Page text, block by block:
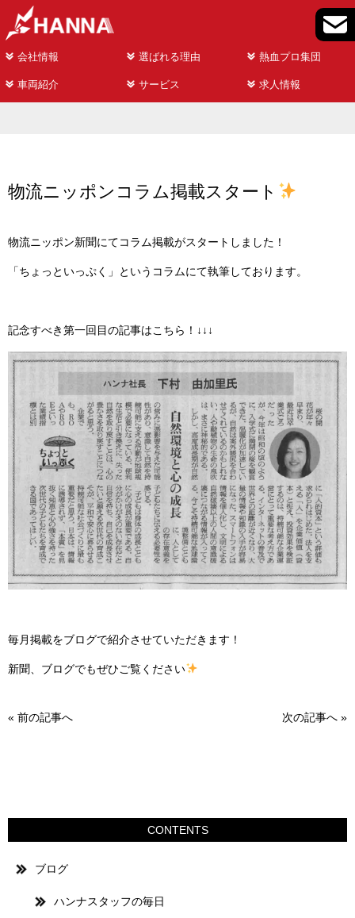
会社情報 選ばれる理由 熱血プロ集団
車両紹介 サービス 求人情報
物流ニッポンコラム掲載スタート
物流ニッポン新聞にてコラム掲載がスタートしました！
「ちょっといっぷく」というコラムにて執筆しております。
記念すべき第一回目の記事はこちら！↓↓↓
毎月掲載をブログで紹介させていただきます！
新聞、ブログでもぜひご覧ください
« 前の記事へ 次の記事へ »
CONTENTS
ブログ
ハンナスタッフの毎日